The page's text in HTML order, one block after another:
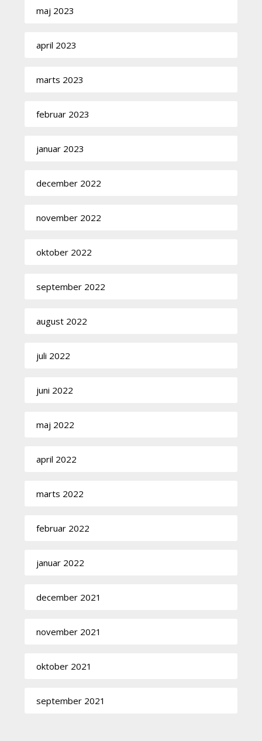
maj 2023
april 2023
marts 2023
februar 2023
januar 2023
december 2022
november 2022
oktober 2022
september 2022
august 2022
juli 2022
juni 2022
maj 2022
april 2022
marts 2022
februar 2022
januar 2022
december 2021
november 2021
oktober 2021
september 2021